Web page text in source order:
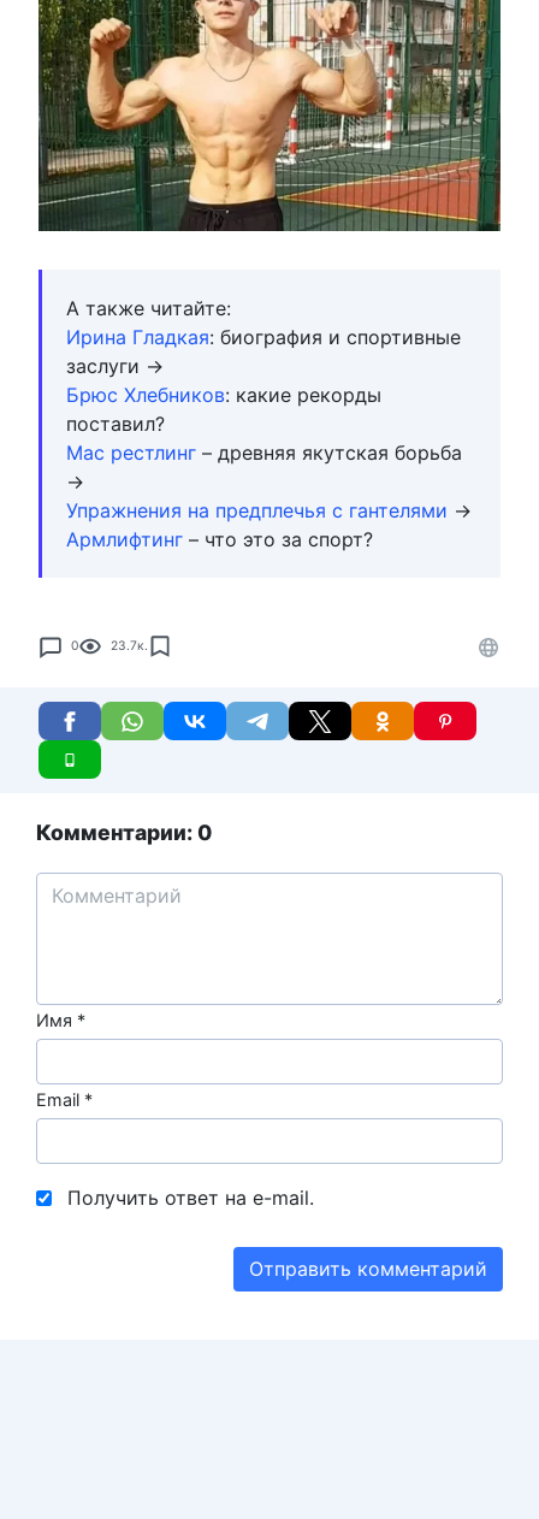
А также читайте:
Ирина Гладкая: биография и спортивные
заслуги →
Брюс Хлебников: какие рекорды
поставил?
Мас рестлинг – древняя якутская борьба
→
Упражнения на предплечья с гантелями →
Армлифтинг – что это за спорт?
0 23.7к.
Комментарии: 0
Имя *
Email *
Получить ответ на e-mail.